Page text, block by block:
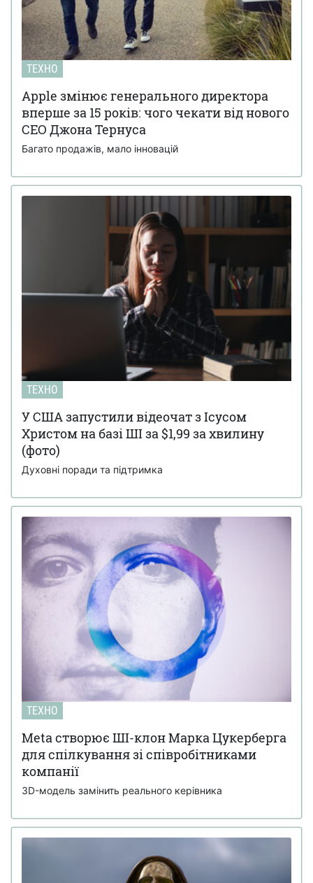
ТЕХНО
Apple змінює генерального директора
вперше за 15 років: чого чекати від нового
CEO Джона Тернуса
Багато продажів, мало інновацій
ТЕХНО
У США запустили відеочат з Ісусом
Христом на базі ШІ за $1,99 за хвилину
(фото)
Духовні поради та підтримка
ТЕХНО
Meta створює ШІ-клон Марка Цукерберга
для спілкування зі співробітниками
компанії
3D-модель замінить реального керівника